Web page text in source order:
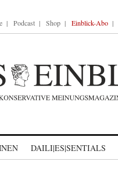
Podcast Shop Einblick-Abo
DAILI|ES|SENTIALS